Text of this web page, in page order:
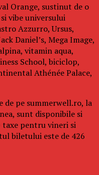
Orange, sustinut de o
vibe universului
Azzurro, Ursus,
Daniel’s, Mega Image,
vitamin aqua,
School, biciclop,
Athénée Palace,
pe summerwell.ro, la
sunt disponibile si
taxe pentru vineri si
biletului este de 426